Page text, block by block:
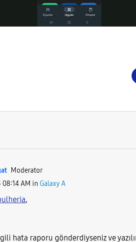
l
Moderator
08:14 AM in Galaxy A
,
hata raporu gönderdiyseniz ve